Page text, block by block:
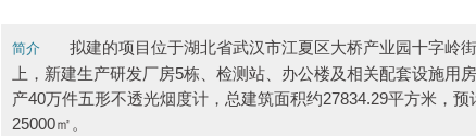
简介
拟建的项目位于湖北省武汉市江夏区大桥产业园十字岭
上，新建生产研发厂房5栋、检测站、办公楼及相关配套设施用
产40万件五形不透光烟度计，总建筑面积约27834.29平方米，
25000㎡。